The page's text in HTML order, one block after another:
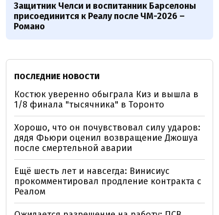
Защитник Челси и воспитанник Барселоны
присоединится к Реалу после ЧМ-2026 –
Романо
ПОСЛЕДНИЕ НОВОСТИ
Костюк уверенно обыграла Киз и вышла в
1/8 финала "тысячника" в Торонто
Хорошо, что он почувствовал силу ударов:
дядя Фьюри оценил возвращение Джошуа
после смертельной аварии
Ещё шесть лет и навсегда: Винисиус
прокомментировал продление контракта с
Реалом